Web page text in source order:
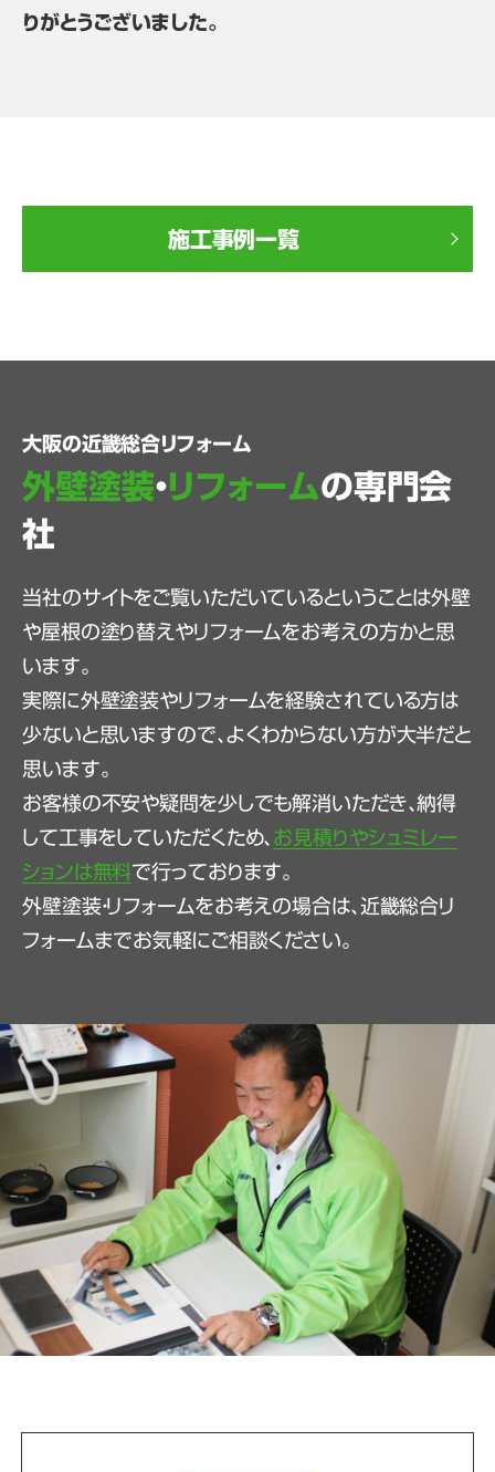
りがとうございました。
施工事例一覧
大阪の近畿総合リフォーム
外壁塗装・リフォームの専門会
社
当社のサイトをご覧いただいているということは外壁
や屋根の塗り替えやリフォームをお考えの方かと思
います。
実際に外壁塗装やリフォームを経験されている方は
少ないと思いますので、よくわからない方が大半だと
思います。
お客様の不安や疑問を少しでも解消いただき、納得
して工事をしていただくため、 お見積りやシュミレー
ションは無料で行っております。
外壁塗装・リフォームをお考えの場合は、近畿総合リ
フォームまでお気軽にご相談ください。